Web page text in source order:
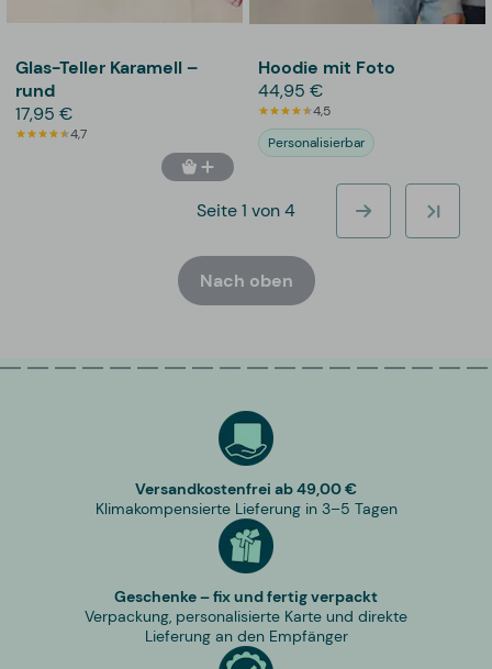
Glas-Teller Karamell –
rund
17,95 €
4,7
Hoodie mit Foto
44,95 €
4,5
Personalisierbar
Seite 1 von 4
Nach oben
Versandkostenfrei ab 49,00 €
Klimakompensierte Lieferung in 3–5 Tagen
Geschenke – fix und fertig verpackt
Verpackung, personalisierte Karte und direkte
Lieferung an den Empfänger